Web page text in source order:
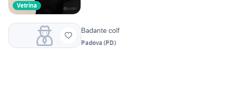
Vetrina
Badante colf
Padova (PD)